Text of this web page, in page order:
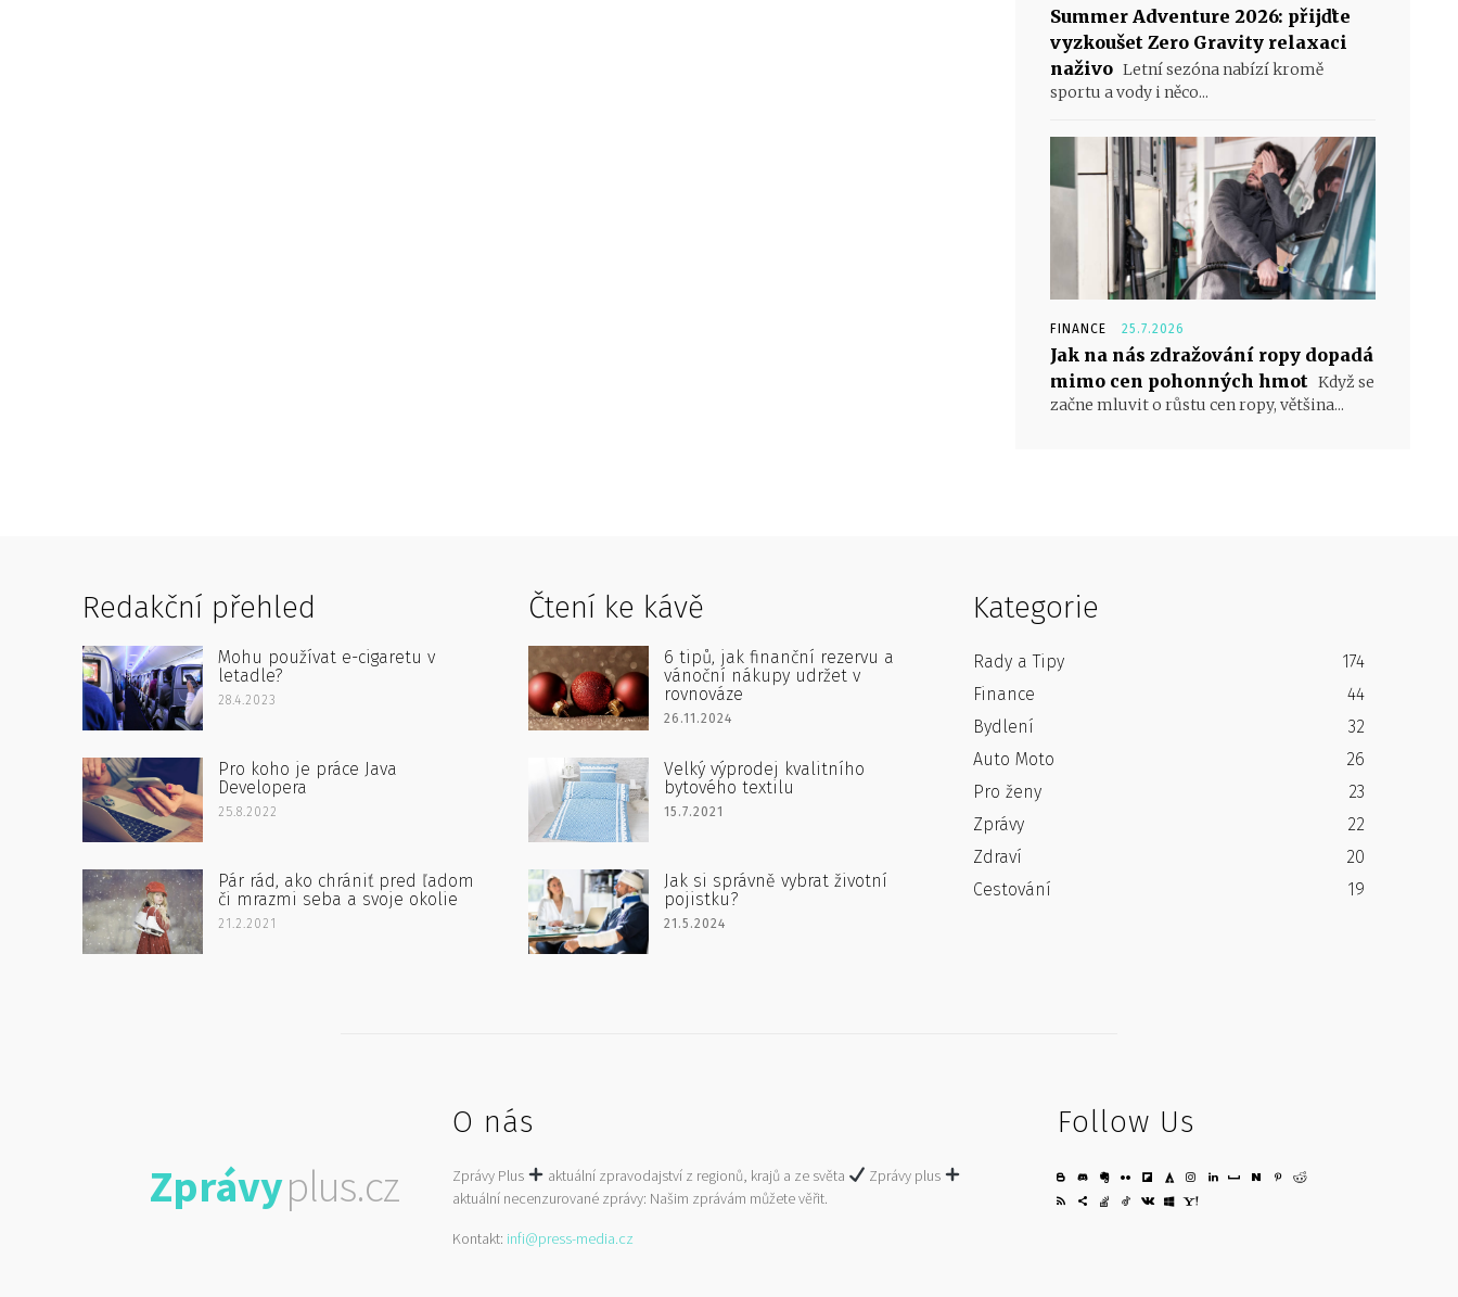
Summer Adventure 2026: přijďte
vyzkoušet Zero Gravity relaxaci
naživo Letní sezóna nabízí kromě
sportu a vody i něco...
FINANCE 25.7.2026
Jak na nás zdražování ropy dopadá
mimo cen pohonných hmot Když se
začne mluvit o růstu cen ropy, většina...
Redakční přehled
Mohu používat e-cigaretu v
letadle?
28.4.2023
Pro koho je práce Java
Developera
25.8.2022
Pár rád, ako chrániť pred ľadom
či mrazmi seba a svoje okolie
21.2.2021
Čtení ke kávě
6 tipů, jak finanční rezervu a
vánoční nákupy udržet v
rovnováze
26.11.2024
Velký výprodej kvalitního
bytového textilu
15.7.2021
Jak si správně vybrat životní
pojistku?
21.5.2024
Kategorie
Rady a Tipy
174
Finance
44
Bydlení
32
Auto Moto
26
Pro ženy
23
Zprávy
22
Zdraví
20
Cestování
19
Zprávyplus.cz
O nás
Zprávy Plus aktuální zpravodajství z regionů, krajů a ze světa
Zprávy plus
aktuální necenzurované zprávy: Našim zprávám můžete věřit.
Kontakt: infi@press-media.cz
Follow Us